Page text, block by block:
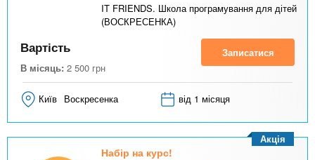
IT FRIENDS. Школа програмування для дітей
(ВОСКРЕСЕНКА)
Вартість
В місяць: 2 500 грн
Записатися
Київ Воскресенка від 1 місяця
Набір на курс!
Акція